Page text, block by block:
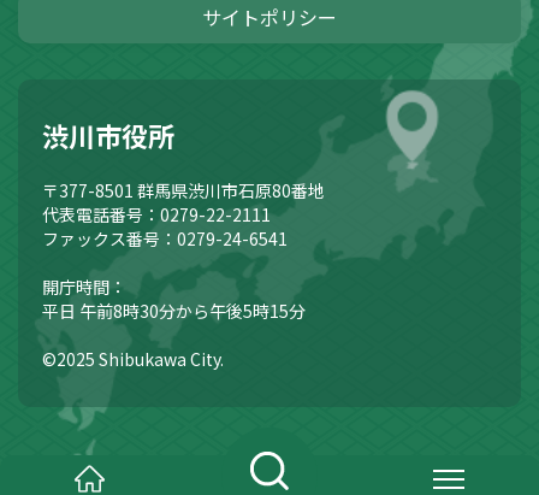
サイトポリシー
渋川市役所
〒377-8501 群馬県渋川市石原80番地
代表電話番号：0279-22-2111
ファックス番号：0279-24-6541
開庁時間：
平日 午前8時30分から午後5時15分
©2025 Shibukawa City.